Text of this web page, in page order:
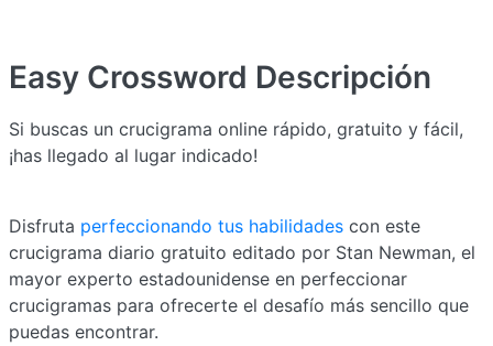
Easy Crossword Descripción
Si buscas un crucigrama online rápido, gratuito y fácil,
¡has llegado al lugar indicado!
Disfruta perfeccionando tus habilidades con este
crucigrama diario gratuito editado por Stan Newman, el
mayor experto estadounidense en perfeccionar
crucigramas para ofrecerte el desafío más sencillo que
puedas encontrar.